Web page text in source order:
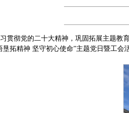
贯彻党的二十大精神，巩固拓展主题教
垦拓精神 坚守初心使命”主题党日暨工会